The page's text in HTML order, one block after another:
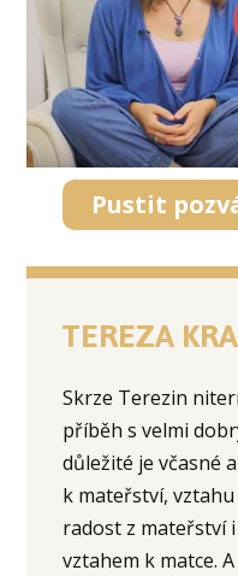
Pustit
TEREZA
Skrze Terezin
příběh s velmi
důležité je včasné
k mateřství,
radost z mateřství
vztahem k matce.